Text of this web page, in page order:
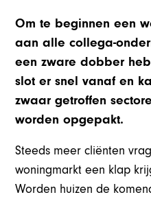
Om te beginnen een
aan alle collega-
een zware dobber
slot er snel vanaf en
zwaar getroffen
worden opgepakt.
Steeds meer cliënten
woningmarkt een klap
Worden huizen de